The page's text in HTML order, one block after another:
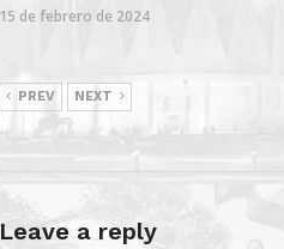
15 de febrero de 2024
PREV NEXT
Leave a reply